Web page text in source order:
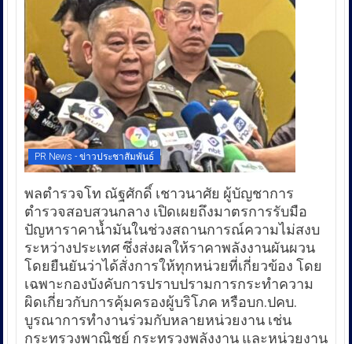
PR News - ข่าวประชาสัมพันธ์
พลตำรวจโท ณัฐศักดิ์ เชาวนาศัย ผู้บัญชาการ
ตำรวจสอบสวนกลาง เปิดเผยถึงมาตรการรับมือ
ปัญหาราคาน้ำมันในช่วงสถานการณ์ความไม่สงบ
ระหว่างประเทศ ซึ่งส่งผลให้ราคาพลังงานผันผวน
โดยยืนยันว่าได้สั่งการให้ทุกหน่วยที่เกี่ยวข้อง โดย
เฉพาะกองบังคับการปราบปรามการกระทำความ
ผิดเกี่ยวกับการคุ้มครองผู้บริโภค หรือบก.ปคบ.
บูรณาการทำงานร่วมกับหลายหน่วยงาน เช่น
กระทรวงพาณิชย์ กระทรวงพลังงาน และหน่วยงาน